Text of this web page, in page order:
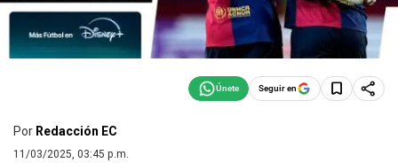
Seguir en
Por Redacción EC
11/03/2025, 03:45 p.m.